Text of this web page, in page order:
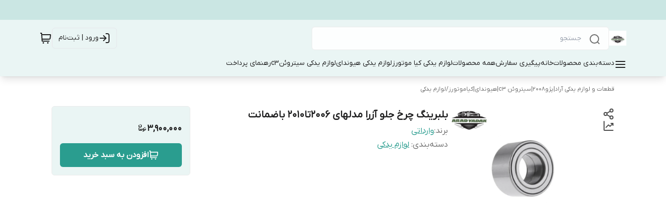
ورود | ثبت‌نام
دسته‌بندی محصولاتخانهپیگیری سفارشهمه محصولاتلوازم یدکی کیا موتورزلوازم یدکی هیوندایلوازم یدکی سیتروئنc3 رهنمای پرداخت
قطعات و لوازم یدکی آراد|پژو۲۰۰۸|سیتروئن c3|هیوندای|کیاموتورز /لوازم یدکی
بلبرینگ چرخ جلو آزرا مدلهای 2006تا2010 باضمانت
برند:وارداتی
دسته‌بندی: لوازم یدکی
3,900,000
افزودن به سبد خرید